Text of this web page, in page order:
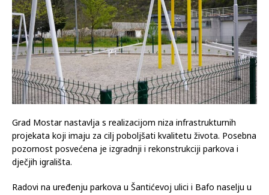
Grad Mostar nastavlja s realizacijom niza infrastrukturnih
projekata koji imaju za cilj poboljšati kvalitetu života. Posebna
pozornost posvećena je izgradnji i rekonstrukciji parkova i
dječjih igrališta.
Radovi na uređenju parkova u Šantićevoj ulici i Bafo naselju u